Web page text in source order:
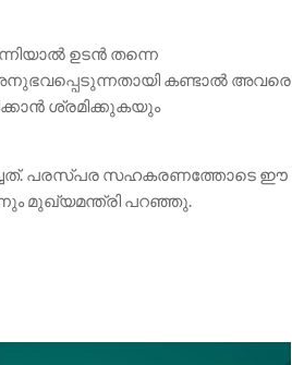
ഉടൻ തന്നെ
കണ്ടാൽ അവരെ
ശ്രമിക്കുകയും
പരസ്പര സഹകരണത്തോടെ ഈ
മുഖ്യമന്ത്രി പറഞ്ഞു.